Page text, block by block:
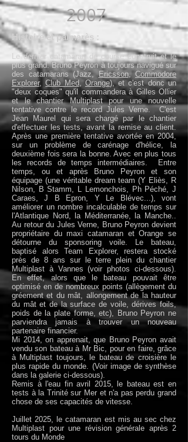
2007
Histoire et palmarès :
Le dernier catamaran de course construit et le
plus grand. Bruno Peyron à toujours navigué sur
des catamarans (Jazz,Ericsson, Commodore
Explorer,Club Med, Orange), et c'est donc un
"deux coques" qu'il commandera à Gilles Ollier
et le chantier Multiplast pour une nouvelle
tentative contre le record Jules Verne. C'est
Jean Maurel qui sera chargé par le chantier
d'effectuer les tests, avant la remise au client.
Après une première tentative avortée en 2004,
sur un problème de carénage d'hélice, la
deuxième fois sera la bonne. Avec en plus tous
les records de temps intermédiaires. Entre
temps, ou et après Bruno Peyron et son
équipage (une véritable dream team (Y Eliès, R
Nilson, B Stamm, L Lemonchois, Ph Péché, J
Caraes, J B Epron, Y Le Blévec...), vont
améliorer un nombre incalculable de temps sur
l'Atlantique Nord, la Méditerranée, la Manche..
Au retour du Jules Verne, Bruno Peyron devient
propriétaire du maxi catamaran et Orange se
détourne du sponsoring voile. Le bateau,
baptisé alors Team Explorer, restera stocké
près de 8 ans sur le terre plein du chantier
Multiplast à Vannes (voir photos ci-dessous).
En effet, alors que le bateau pouvait être
optimisé en de nombreux points (allègement du
gréement et du mât, allongement de la hauteur
du mât et de la surface de voile, dérives foils,
poids de la plate forme, etc), Bruno Peyron ne
parviendra jamais à trouver un nouveau
partenaire financier.
Mi 2014, on apprenait, que Bruno Peyron avait
vendu son bateau à Mr Bic, pour en faire, grâce
à Multiplast toujours, le bateau de croisière le
plus rapide du monde. (Voir image de synthèse
dans la galerie ci-dessous).
Remis à l'eau fin avril 2015, le bateau est en
tests à la Trinité sur Mer et n'a pas perdu grand
chose de ses capacités de vitesse.
Juillet 2025, le catamaran est mis au sec chez
Multiplast pour une révision générale après 2
tours du Monde